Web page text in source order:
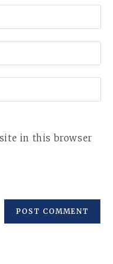
in this browser